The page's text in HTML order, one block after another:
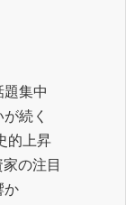
集中
続く
的上昇
の注目
か